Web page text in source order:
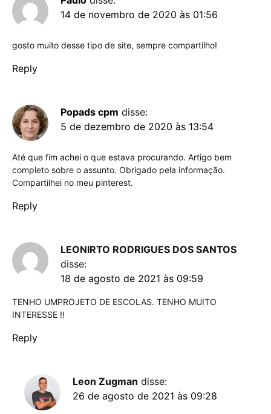
14 de novembro de 2020 às 01:56
gosto muito desse tipo de site, sempre compartilho!
Reply
Popads cpm disse:
5 de dezembro de 2020 às 13:54
Até que fim achei o que estava procurando. Artigo bem
completo sobre o assunto. Obrigado pela informação.
Compartilhei no meu pinterest.
Reply
LEONIRTO RODRIGUES DOS SANTOS
disse:
18 de agosto de 2021 às 09:59
TENHO UMPROJETO DE ESCOLAS. TENHO MUITO
INTERESSE !!
Reply
Leon Zugman disse:
26 de agosto de 2021 às 09:28